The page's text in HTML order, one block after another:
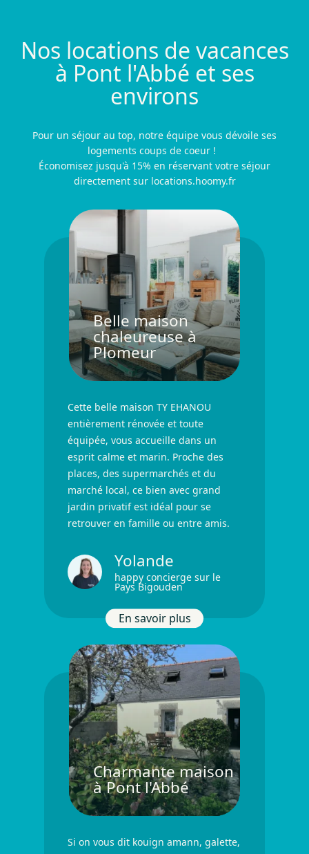
Nos locations de vacances
à Pont l'Abbé et ses
environs
Pour un séjour au top, notre équipe vous dévoile ses
logements coups de coeur !
Économisez jusqu'à 15% en réservant votre séjour
directement sur locations.hoomy.fr
Belle maison
chaleureuse à
Plomeur
Cette belle maison TY EHANOU
entièrement rénovée et toute
équipée, vous accueille dans un
esprit calme et marin. Proche des
places, des supermarchés et du
marché local, ce bien avec grand
jardin privatif est idéal pour se
retrouver en famille ou entre amis.
Yolande
happy concierge sur le
Pays Bigouden
En savoir plusBelle maison chaleureuse à
Charmante maison
à Pont l'Abbé
Si on vous dit kouign amann, galette,